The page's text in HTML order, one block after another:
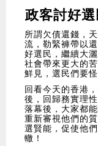
政客討好
所謂欠債還錢，
流，勒緊褲帶以
好選民，繼續大
社會帶來更大的
鮮見，選民們要
回看今天的香港
後，回歸務實理
落幕後，大家都
重新審視他們的
選賢能，促使他
轍！